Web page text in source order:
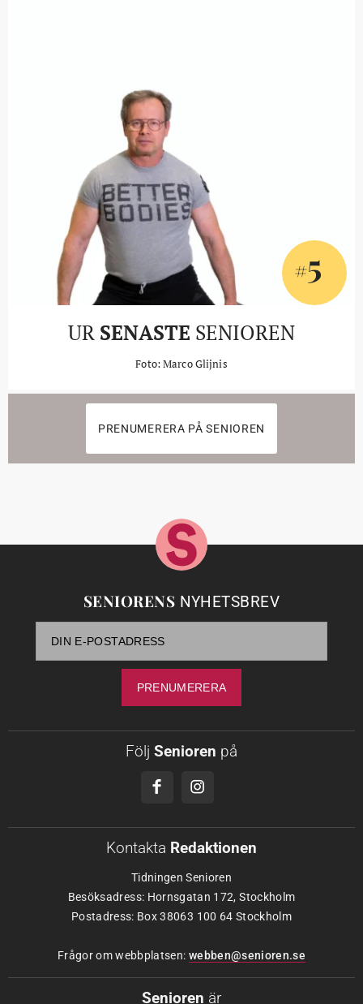
#5
UR SENASTE SENIOREN
Foto: Marco Glijnis
PRENUMERERA PÅ SENIOREN
SENIORENS NYHETSBREV
Följ Senioren på
Kontakta Redaktionen
Tidningen Senioren
Besöksadress: Hornsgatan 172, Stockholm
Postadress: Box 38063 100 64 Stockholm
Frågor om webbplatsen: webben@senioren.se
Senioren är